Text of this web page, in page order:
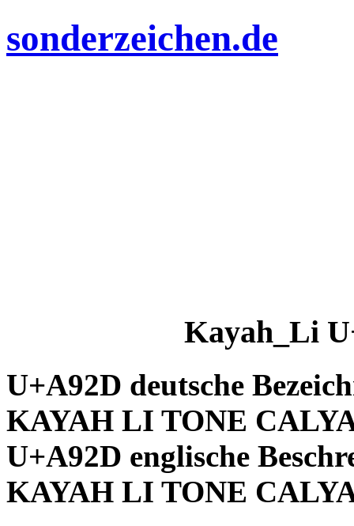
sonderzeichen.de
Kayah_Li
U+A92D deutsche
KAYAH LI TONE
U+A92D englische
KAYAH LI TONE